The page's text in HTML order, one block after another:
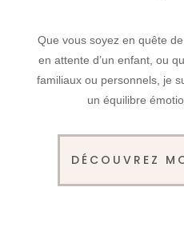
Que vous soyez en quête
en attente d’un enfant, ou
familiaux ou personnels, je
un équilibre
DÉCOUVREZ